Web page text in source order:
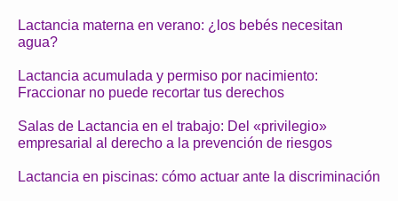
Lactancia materna en verano: ¿los bebés necesitan
agua?
Lactancia acumulada y permiso por nacimiento:
Fraccionar no puede recortar tus derechos
Salas de Lactancia en el trabajo: Del «privilegio»
empresarial al derecho a la prevención de riesgos
Lactancia en piscinas: cómo actuar ante la discriminación